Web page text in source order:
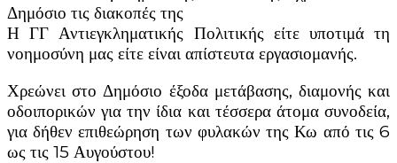
Δημόσιο τις διακοπές της
Η ΓΓ Αντιεγκληματικής Πολιτικής είτε υποτιμά τη
νοημοσύνη μας είτε είναι απίστευτα εργασιομανής.
Χρεώνει στο Δημόσιο έξοδα μετάβασης, διαμονής και
οδοιπορικών για την ίδια και τέσσερα άτομα συνοδεία,
για δήθεν επιθεώρηση των φυλακών της Κω από τις 6
ως τις 15 Αυγούστου!